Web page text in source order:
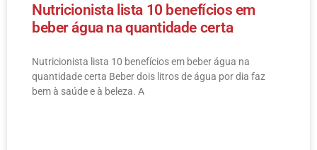
Nutricionista lista 10 benefícios em
beber água na quantidade certa
Nutricionista lista 10 benefícios em beber água na
quantidade certa Beber dois litros de água por dia faz
bem à saúde e à beleza. A